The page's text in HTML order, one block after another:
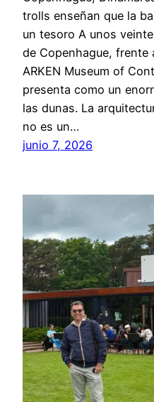
trolls enseñan que la
un tesoro A unos
de Copenhague, frente
ARKEN Museum of
presenta como un
las dunas. La
no es un…
junio 7, 2026